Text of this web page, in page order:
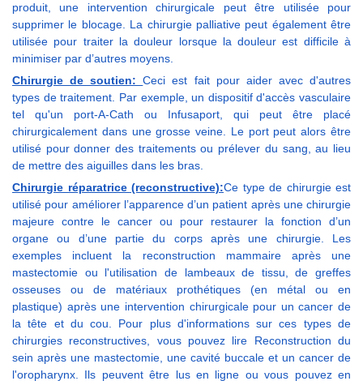
produit, une intervention chirurgicale peut être utilisée pour
supprimer le blocage. La chirurgie palliative peut également être
utilisée pour traiter la douleur lorsque la douleur est difficile à
minimiser par d’autres moyens.
Chirurgie de soutien:Ceci est fait pour aider avec d'autres
types de traitement. Par exemple, un dispositif d'accès vasculaire
tel qu'un port-A-Cath ou Infusaport, qui peut être placé
chirurgicalement dans une grosse veine. Le port peut alors être
utilisé pour donner des traitements ou prélever du sang, au lieu
de mettre des aiguilles dans les bras.
Chirurgie réparatrice (reconstructive):Ce type de chirurgie est
utilisé pour améliorer l’apparence d’un patient après une chirurgie
majeure contre le cancer ou pour restaurer la fonction d’un
organe ou d’une partie du corps après une chirurgie. Les
exemples incluent la reconstruction mammaire après une
mastectomie ou l'utilisation de lambeaux de tissu, de greffes
osseuses ou de matériaux prothétiques (en métal ou en
plastique) après une intervention chirurgicale pour un cancer de
la tête et du cou. Pour plus d'informations sur ces types de
chirurgies reconstructives, vous pouvez lire Reconstruction du
sein après une mastectomie, une cavité buccale et un cancer de
l'oropharynx. Ils peuvent être lus en ligne ou vous pouvez en